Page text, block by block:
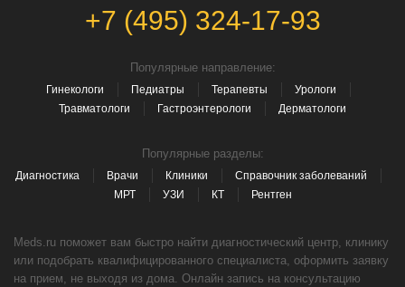
+7 (495) 324-17-93
Популярные направление:
Гинекологи Педиатры Терапевты
Урологи
Травматологи
Гастроэнтерологи Дерматологи
Популярные разделы:
Диагностика Врачи Клиники
Справочник заболеваний
МРТ
УЗИ КТ Рентген
Meds.ru поможет вам быстро найти диагностический центр, клинику
или подобрать квалифицированного специалиста, оформить заявку
на прием, не выходя из дома. Онлайн запись на консультацию